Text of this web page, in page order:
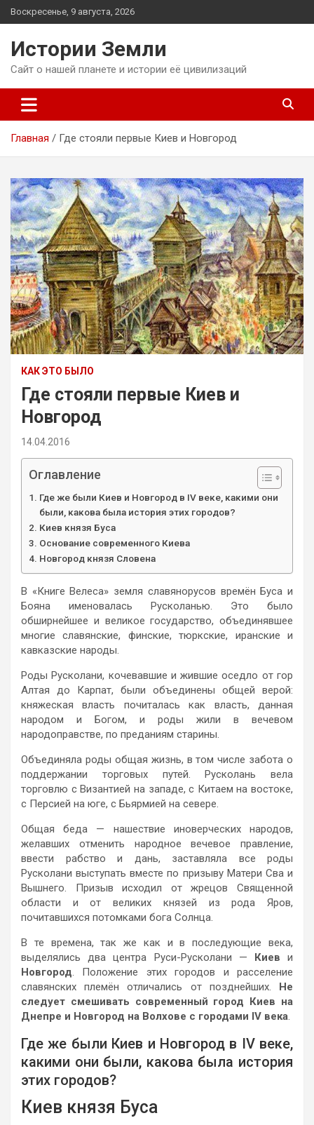
Перейти
к
Воскресенье, 9 августа, 2026
Истории Земли
Сайт о нашей планете и истории её цивилизаций
Главная Где стояли первые Киев и Новгород
КАК ЭТО БЫЛО
Где стояли первые Киев и
Новгород
14.04.2016
Оглавление
Где же были Киев и Новгород в IV веке, какими они
были, какова была история этих городов?
Киев князя Буса
Основание современного Киева
Новгород князя Словена
В «Книге Велеса» земля славянорусов времён Буса и
Бояна именовалась Русколанью. Это было
обширнейшее и великое государство, объединявшее
многие славянские, финские, тюркские, иранские и
кавказские народы.
Роды Русколани, кочевавшие и жившие оседло от гор
Алтая до Карпат, были объединены общей верой:
княжеская власть почиталась как власть, данная
народом и Богом, и роды жили в вечевом
народоправстве, по преданиям старины.
Объединяла роды общая жизнь, в том числе забота о
поддержании торговых путей. Русколань вела
торговлю с Византией на западе, с Китаем на востоке,
с Персией на юге, с Бьярмией на севере.
Общая беда — нашествие иноверческих народов,
желавших отменить народное вечевое правление,
ввести рабство и дань, заставляла все роды
Русколани выступать вместе по призыву Матери Сва и
Вышнего. Призыв исходил от жрецов Священной
области и от великих князей из рода Яров,
почитавшихся потомками бога Солнца.
В те времена, так же как и в последующие века,
выделялись два центра Руси-Русколани — Киев и
Новгород. Положение этих городов и расселение
славянских племён отличались от позднейших. Не
следует смешивать современный город Киев на
Днепре и Новгород на Волхове с городами IV века.
Где же были Киев и Новгород в IV веке,
какими они были, какова была история
этих городов?
Киев князя Буса